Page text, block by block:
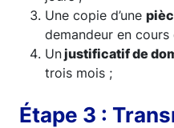
Une copie d’une
demandeur en
Unjustificatif de
trois mois ;
Étape 3 :